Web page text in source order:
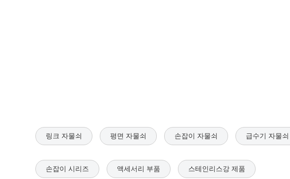
링크 자물쇠 평면 자물쇠 손잡이 자물쇠 급수기 자물쇠
손잡이 시리즈 액세서리 부품 스테인리스강 제품